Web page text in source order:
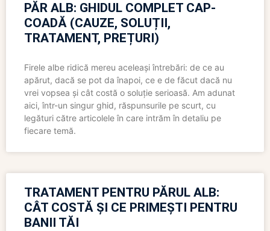
PĂR ALB: GHIDUL COMPLET CAP-
COADĂ (CAUZE, SOLUȚII,
TRATAMENT, PREȚURI)
Firele albe ridică mereu aceleași întrebări: de ce au
apărut, dacă se pot da înapoi, ce e de făcut dacă nu
vrei vopsea și cât costă o soluție serioasă. Am adunat
aici, într-un singur ghid, răspunsurile pe scurt, cu
legături către articolele în care intrăm în detaliu pe
fiecare temă.
TRATAMENT PENTRU PĂRUL ALB:
CÂT COSTĂ ȘI CE PRIMEȘTI PENTRU
BANII TĂI